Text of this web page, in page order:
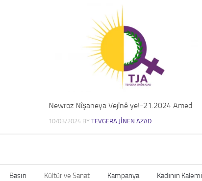
Newroz Nîşaneya Vejînê ye!-21.2024 Amed
10/03/2024BY TEVGERA JINEN AZAD
Basın Kültür ve Sanat Kampanya Kadının Kalemi